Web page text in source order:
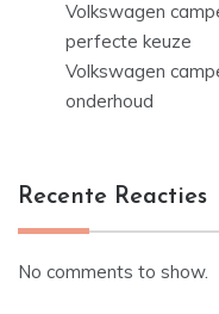
Volkswagen
perfecte keuze
Volkswagen
onderhoud
Recente Reacties
No comments to show.